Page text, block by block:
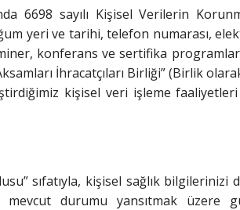
6698 sayılı Kişisel Verilerin
yeri ve tarihi, telefon numarası,
konferans ve sertifika
İhracatçıları Birliği” (Birlik
kişisel veri işleme faaliyetleri
sıfatıyla, kişisel sağlık
mevcut durumu yansıtmak üzere